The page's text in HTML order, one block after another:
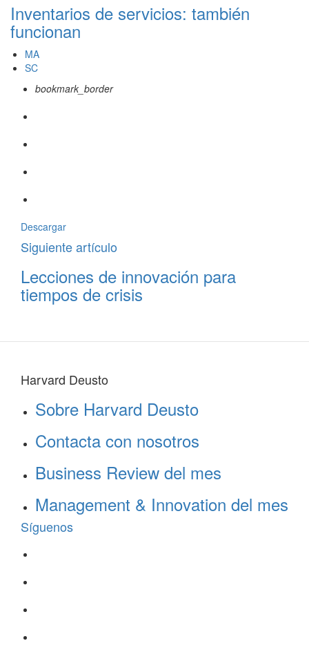
Inventarios de servicios: también
funcionan
MA
SC
bookmark_border
Descargar
Siguiente artículo
Lecciones de innovación para
tiempos de crisis
Harvard Deusto
Sobre Harvard Deusto
Contacta con nosotros
Business Review del mes
Management & Innovation del mes
Síguenos